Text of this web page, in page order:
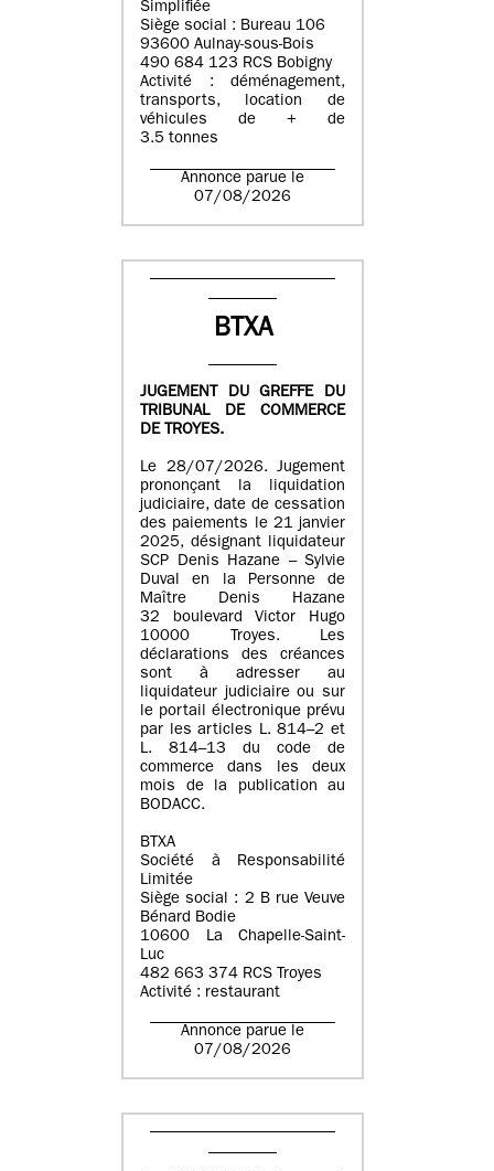
Simplifiée
Siège social : Bureau 106
93600 Aulnay-sous-Bois
490 684 123 RCS Bobigny
Activité : déménagement,
transports, location de
véhicules de + de
3.5 tonnes
Annonce parue le
07/08/2026
BTXA
JUGEMENT DU GREFFE DU
TRIBUNAL DE COMMERCE
DE TROYES.
Le 28/07/2026. Jugement
prononçant la liquidation
judiciaire, date de cessation
des paiements le 21 janvier
2025, désignant liquidateur
SCP Denis Hazane – Sylvie
Duval en la Personne de
Maître Denis Hazane
32 boulevard Victor Hugo
10000 Troyes. Les
déclarations des créances
sont à adresser au
liquidateur judiciaire ou sur
le portail électronique prévu
par les articles L. 814–2 et
L. 814–13 du code de
commerce dans les deux
mois de la publication au
BODACC.
BTXA
Société à Responsabilité
Limitée
Siège social : 2 B rue Veuve
Bénard Bodie
10600 La Chapelle-Saint-
Luc
482 663 374 RCS Troyes
Activité : restaurant
Annonce parue le
07/08/2026